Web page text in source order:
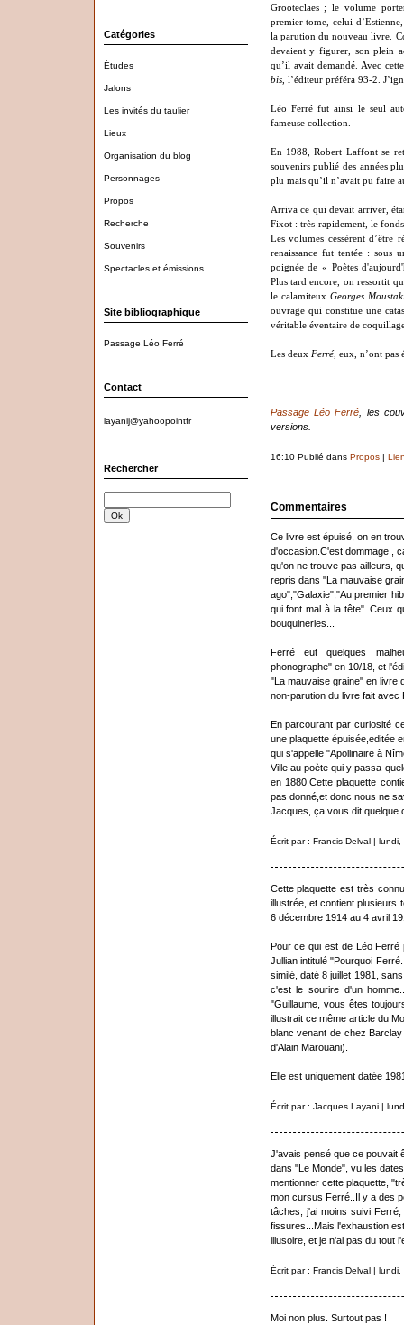
Catégories
Études
Jalons
Les invités du taulier
Lieux
Organisation du blog
Personnages
Propos
Recherche
Souvenirs
Spectacles et émissions
Site bibliographique
Passage Léo Ferré
Contact
layanij@yahoopointfr
Rechercher
Grooteclaes ; le volume
premier tome, celui
la parution du nouveau livre.
devaient y figurer, son plein
qu’il avait demandé. Avec
bis, l’éditeur préféra 93-2.
Léo Ferré fut ainsi le seul
fameuse collection.
En 1988, Robert Laffont se
souvenirs publié des années
plu mais qu’il n’avait pu faire
Arriva ce qui devait arriver,
Fixot : très rapidement, le
Les volumes cessèrent d’être
renaissance fut tentée :
poignée de « Poètes
Plus tard encore, on ressortit
le calamiteux Georges
ouvrage qui constitue une
véritable éventaire de
Les deux Ferré, eux, n’ont pas
Passage Léo Ferré , les
versions.
16:10 Publié dans Propos|
Commentaires
Ce livre est épuisé, on en
d'occasion.C'est dommage ,
qu'on ne trouve pas ailleurs,
repris dans "La mauvaise
ago","Galaxie","Au premier
qui font mal à la tête"..Ceux
bouquineries...
Ferré eut quelques
phonographe" en 10/18, et
"La mauvaise graine" en livre
non-parution du livre fait avec
En parcourant par curiosité
une plaquette épuisée,editée
qui s'appelle "Apollinaire à
Ville au poète qui y passa
en 1880.Cette plaquette
pas donné,et donc nous ne
Jacques, ça vous dit quelque
Écrit par : Francis Delval |
Cette plaquette est très
illustrée, et contient plusieurs
6 décembre 1914 au 4 avril
Pour ce qui est de Léo Ferré
Jullian intitulé "Pourquoi
similé, daté 8 juillet 1981,
c'est le sourire d'un
"Guillaume, vous êtes
illustrait ce même article du
blanc venant de chez
d'Alain Marouani).
Elle est uniquement datée
Écrit par : Jacques Layani |
J'avais pensé que ce pouvait
dans "Le Monde", vu les
mentionner cette plaquette,
mon cursus Ferré..Il y a des
tâches, j'ai moins suivi
fissures...Mais l'exhaustion
illusoire, et je n'ai pas du tout
Écrit par : Francis Delval |
Moi non plus. Surtout pas !